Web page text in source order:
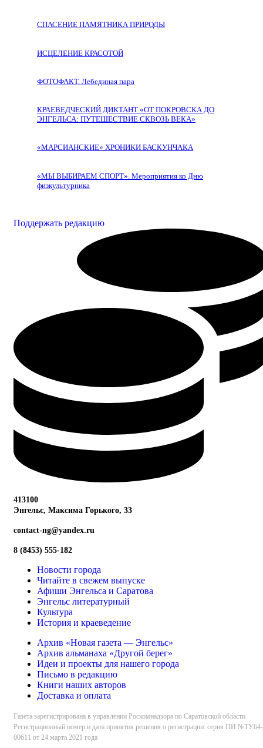
СПАСЕНИЕ ПАМЯТНИКА ПРИРОДЫ
ИСЦЕЛЕНИЕ КРАСОТОЙ
ФОТОФАКТ. Лебединая пара
КРАЕВЕДЧЕСКИЙ ДИКТАНТ «ОТ ПОКРОВСКА ДО
ЭНГЕЛЬСА: ПУТЕШЕСТВИЕ СКВОЗЬ ВЕКА»
«МАРСИАНСКИЕ» ХРОНИКИ БАСКУНЧАКА
«МЫ ВЫБИРАЕМ СПОРТ». Мероприятия ко Дню
физкультурника
Поддержать редакцию
413100
Энгельс, Максима Горького, 33
contact-ng@yandex.ru
8 (8453) 555-182
Новости города
Читайте в свежем выпуске
Афиши Энгельса и Саратова
Энгельс литературный
Культура
История и краеведение
Архив «Новая газета — Энгельс»
Архив альманаха «Другой берег»
Идеи и проекты для нашего города
Письмо в редакцию
Книги наших авторов
Доставка и оплата
Газета зарегистрирована в управлении Роскомнадзора по Саратовской области
Регистрационный номер и дата принятия решения о регистрации: серия ПИ №ТУ64-
00611 от 24 марта 2021 года